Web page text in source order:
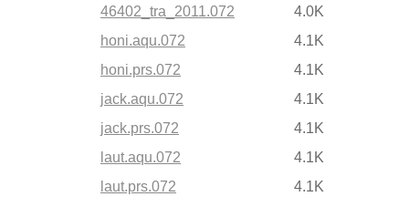
46402_tra_2011.072
4.0K
honi.aqu.072
4.1K
honi.prs.072
4.1K
jack.aqu.072
4.1K
jack.prs.072
4.1K
laut.aqu.072
4.1K
laut.prs.072
4.1K